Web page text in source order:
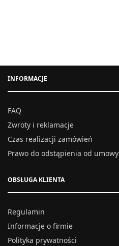
INFORMACJE
FAQ
Zwroty i reklamacje
Czas realizacji zamówień
Prawo do odstąpienia od umowy
OBSŁUGA KLIENTA
Regulamin
Informacje o firmie
Polityka prywatności